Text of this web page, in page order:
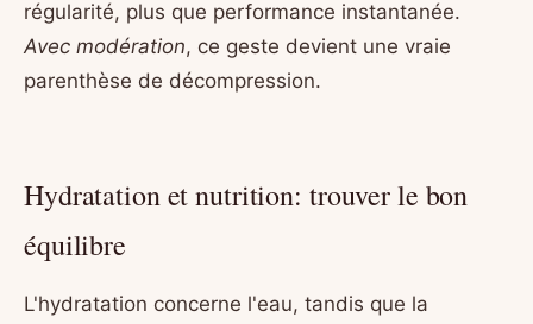
régularité, plus que performance instantanée.
Avec modération, ce geste devient une vraie
parenthèse de décompression.
Hydratation et nutrition: trouver le bon
équilibre
L'hydratation concerne l'eau, tandis que la